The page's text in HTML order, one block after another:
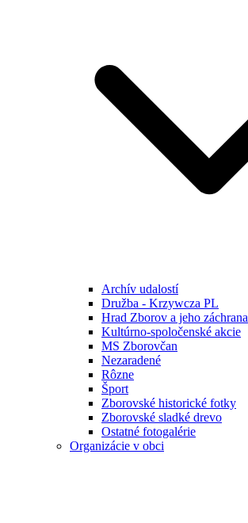
Archív udalostí
Družba - Krzywcza PL
Hrad Zborov a jeho záchrana
Kultúrno-spoločenské akcie
MS Zborovčan
Nezaradené
Rôzne
Šport
Zborovské historické fotky
Zborovské sladké drevo
Ostatné fotogalérie
Organizácie v obci